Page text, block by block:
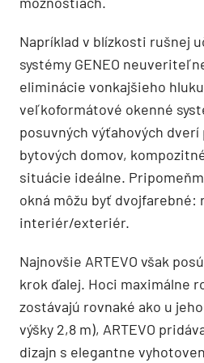
Napríklad v blízkosti rušnej
systémy GENEO
eliminácie vonkajšieho
veľkoformátové okenné
posuvných výťahových dverí
bytových domov,
situácie ideálne.
okná môžu byť dvojfarebné:
interiér/exteriér.
Najnovšie ARTEVO však
krok ďalej. Hoci maximálne
zostávajú rovnaké ako u jeho
výšky 2,8 m), ARTEVO
dizajn s elegantne